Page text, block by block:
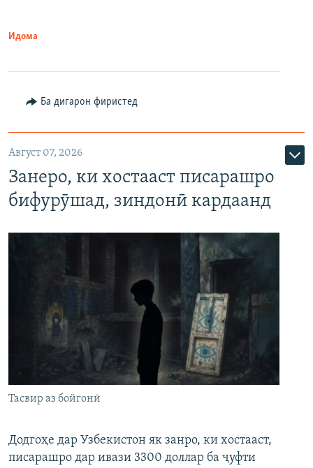
Идома
Ба дигарон фиристед
Август 07, 2026
Занеро, ки хостааст писарашро
бифурӯшад, зиндонӣ кардаанд
Тасвир аз бойгонӣ
Додгоҳе дар Узбекистон як занро, ки хостааст,
писарашро дар ивази 3300 доллар ба ҷуфти